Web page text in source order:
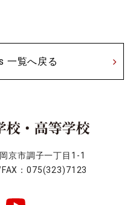
一覧へ戻る
京市調子一丁目1-1
：075(323)7123